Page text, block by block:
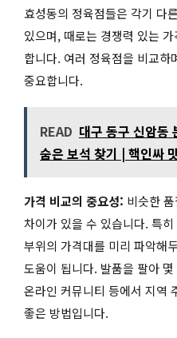
효성동의 정육점들은 각기 다
있으며, 때로는 경쟁력 있는
합니다. 여러 정육점을 비교하
중요합니다.
READ 대구 동구 신암동
숨은 보석 찾기 | 핵인싸
가격 비교의 중요성: 비슷한
차이가 있을 수 있습니다. 특
부위의 가격대를 미리 파악해
도움이 됩니다. 발품을 팔아
온라인 커뮤니티 등에서 지역
좋은 방법입니다.